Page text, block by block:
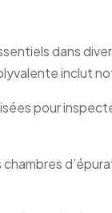
dans
inclut
pour